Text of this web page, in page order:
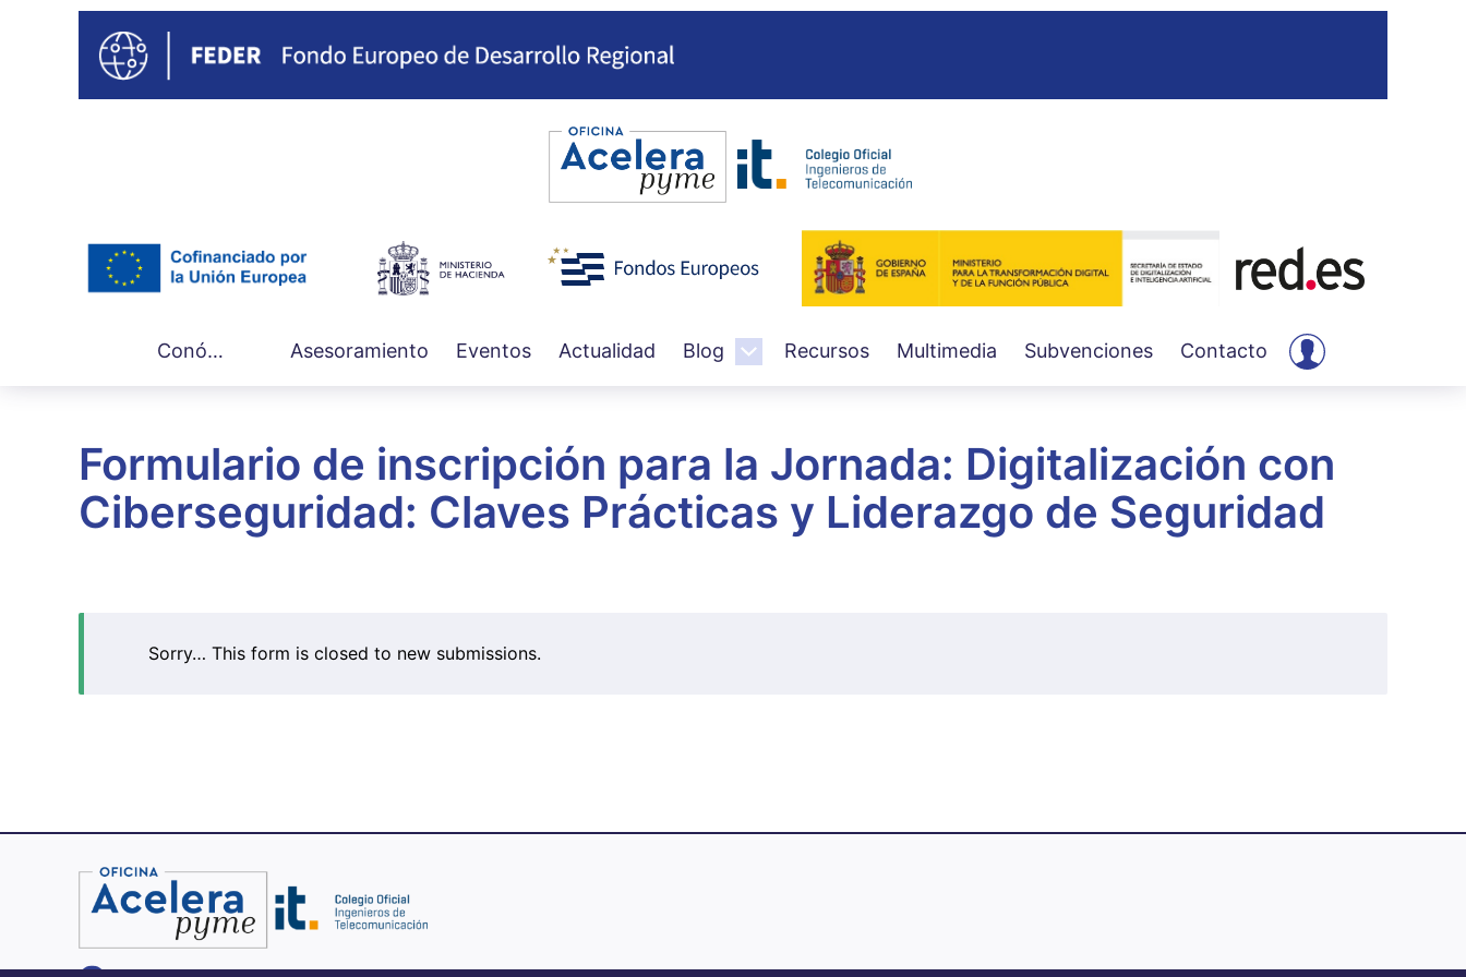
Pasar
principal
MainConócenos Asesoramiento Eventos Actualidad Blog Recursos Multimedia Subvenciones Contacto
User
account
Formulario de inscripción para la Jornada: Digitalización con
Ciberseguridad: Claves Prácticas y Liderazgo de Seguridad
Sorry… This form is closed to new submissions.